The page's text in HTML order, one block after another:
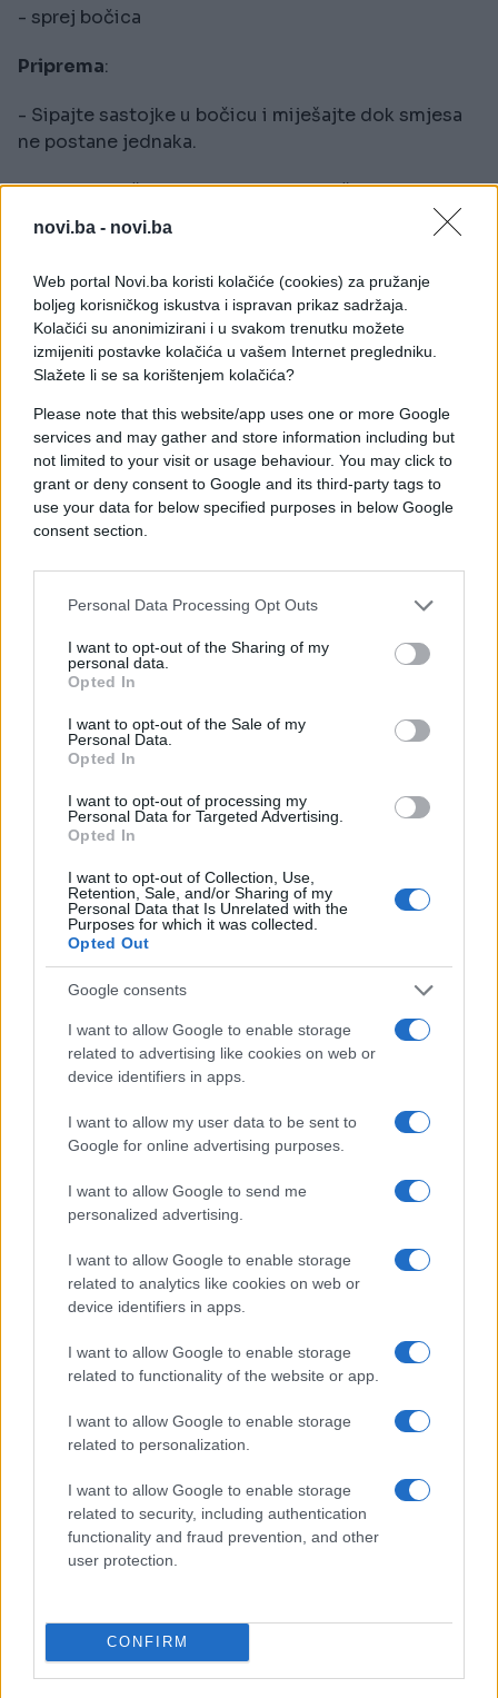
novi.ba - novi.ba
Web portal Novi.ba koristi kolačiće (cookies) za pružanje
boljeg korisničkog iskustva i ispravan prikaz sadržaja.
Kolačići su anonimizirani i u svakom trenutku možete
izmijeniti postavke kolačića u vašem Internet pregledniku.
Slažete li se sa korištenjem kolačića?
Please note that this website/app uses one or more Google
services and may gather and store information including but
not limited to your visit or usage behaviour. You may click to
grant or deny consent to Google and its third-party tags to
use your data for below specified purposes in below Google
consent section.
Personal Data Processing Opt Outs
I want to opt-out of the Sharing of my
personal data.
Opted In
I want to opt-out of the Sale of my
Personal Data.
Opted In
I want to opt-out of processing my
Personal Data for Targeted Advertising.
Opted In
I want to opt-out of Collection, Use,
Retention, Sale, and/or Sharing of my
Personal Data that Is Unrelated with the
Purposes for which it was collected.
Opted Out
Google consents
I want to allow Google to enable storage
related to advertising like cookies on web or
device identifiers in apps.
I want to allow my user data to be sent to
Google for online advertising purposes.
I want to allow Google to send me
personalized advertising.
I want to allow Google to enable storage
related to analytics like cookies on web or
device identifiers in apps.
I want to allow Google to enable storage
related to functionality of the website or app.
I want to allow Google to enable storage
related to personalization.
I want to allow Google to enable storage
related to security, including authentication
functionality and fraud prevention, and other
user protection.
CONFIRM
- sprej bočica
Priprema:
- Sipajte sastojke u bočicu i miješajte dok smjesa
ne postane jednaka.
- Otresite tečnost ili hranu sa područja na kojem je
mrlja, pa vlažnim ubrusom nakvasite fleku.
utrljajte. Ostavite da odstoji 5-10 minuta
- Vlažnim ubrsom očistite ostatak fleke.
- Ostavite da se prosuši 15-20 minuta.